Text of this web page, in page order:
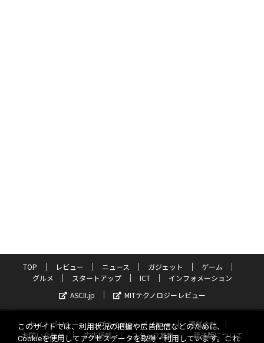
TOP レビュー ニュース ガジェット
ゲーム
グルメ
スタートアップ ICT
インフォメーション
ASCII.jp
MITテクノロジーレビュー
サイトポリシー プライバシーポリシー
運営会社
お問い合わせ
広告掲載 スタッフ募集 電子版について
このサイトでは、利用状況の把握や広告配信などのために、
Cookieを使用してアクセスデータを取得・利用しています。これ